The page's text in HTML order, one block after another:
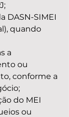
DASN-SIMEI
quando
a
ou
conforme a
do MEI
ou